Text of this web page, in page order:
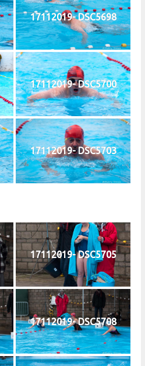
17112019- DSC5698
17112019- DSC5700
17112019- DSC5703
17112019- DSC5705
17112019- DSC5708